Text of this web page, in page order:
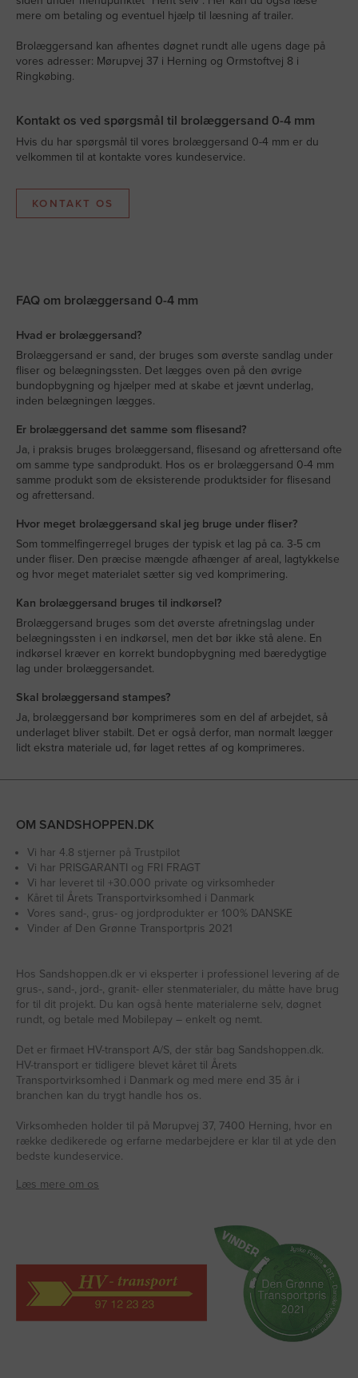
mere om betaling og eventuel hjælp til læsning af trailer.
Brolæggersand kan afhentes døgnet rundt alle ugens dage på
vores adresser: Mørupvej 37 i Herning og Ormstoftvej 8 i
Ringkøbing.
Kontakt os ved spørgsmål til brolæggersand 0-4 mm
Hvis du har spørgsmål til vores brolæggersand 0-4 mm er du
velkommen til at kontakte vores kundeservice.
KONTAKT OS
FAQ om brolæggersand 0-4 mm
Hvad er brolæggersand?
Brolæggersand er sand, der bruges som øverste sandlag under
fliser og belægningssten. Det lægges oven på den øvrige
bundopbygning og hjælper med at skabe et jævnt underlag,
inden belægningen lægges.
Er brolæggersand det samme som flisesand?
Ja, i praksis bruges brolæggersand, flisesand og afrettersand ofte
om samme type sandprodukt. Hos os er brolæggersand 0-4 mm
samme produkt som de eksisterende produktsider for flisesand
og afrettersand.
Hvor meget brolæggersand skal jeg bruge under fliser?
Som tommelfingerregel bruges der typisk et lag på ca. 3-5 cm
under fliser. Den præcise mængde afhænger af areal, lagtykkelse
og hvor meget materialet sætter sig ved komprimering.
Kan brolæggersand bruges til indkørsel?
Brolæggersand bruges som det øverste afretningslag under
belægningssten i en indkørsel, men det bør ikke stå alene. En
indkørsel kræver en korrekt bundopbygning med bæredygtige
lag under brolæggersandet.
Skal brolæggersand stampes?
Ja, brolæggersand bør komprimeres som en del af arbejdet, så
underlaget bliver stabilt. Det er også derfor, man normalt lægger
lidt ekstra materiale ud, før laget rettes af og komprimeres.
OM SANDSHOPPEN.DK
Vi har 4.8 stjerner på Trustpilot
Vi har PRISGARANTI og FRI FRAGT
Vi har leveret til +30.000 private og virksomheder
Kåret til Årets Transportvirksomhed i Danmark
Vores sand-, grus- og jordprodukter er 100% DANSKE
Vinder af Den Grønne Transportpris 2021
Hos Sandshoppen.dk er vi eksperter i professionel levering af de
grus-, sand-, jord-, granit- eller stenmaterialer, du måtte have brug
for til dit projekt. Du kan også hente materialerne selv, døgnet
rundt, og betale med Mobilepay – enkelt og nemt.
Det er firmaet HV-transport A/S, der står bag Sandshoppen.dk.
HV-transport er tidligere blevet kåret til Årets
Transportvirksomhed i Danmark og med mere end 35 år i
branchen kan du trygt handle hos os.
Virksomheden holder til på Mørupvej 37, 7400 Herning, hvor en
række dedikerede og erfarne medarbejdere er klar til at yde den
bedste kundeservice.
Læs mere om os